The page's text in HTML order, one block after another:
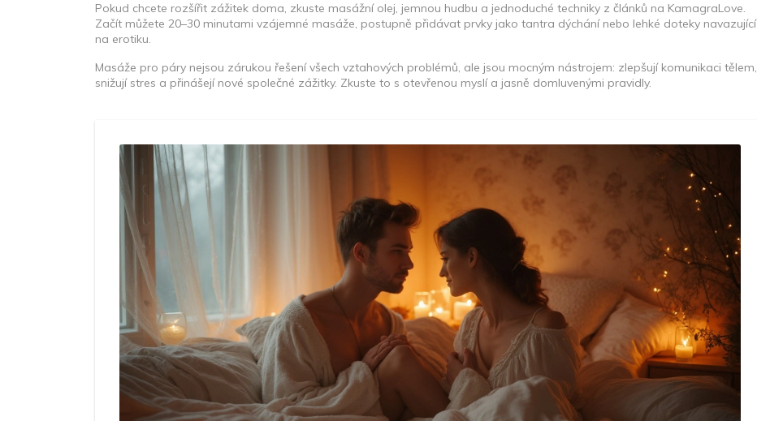
Pokud chcete rozšířit zážitek doma, zkuste masážní olej, jemnou hudbu a jednoduché techniky z článků na KamagraLove.
Začít můžete 20–30 minutami vzájemné masáže, postupně přidávat prvky jako tantra dýchání nebo lehké doteky navazující
na erotiku.
Masáže pro páry nejsou zárukou řešení všech vztahových problémů, ale jsou mocným nástrojem: zlepšují komunikaci tělem,
snižují stres a přinášejí nové společné zážitky. Zkuste to s otevřenou myslí a jasně domluvenými pravidly.